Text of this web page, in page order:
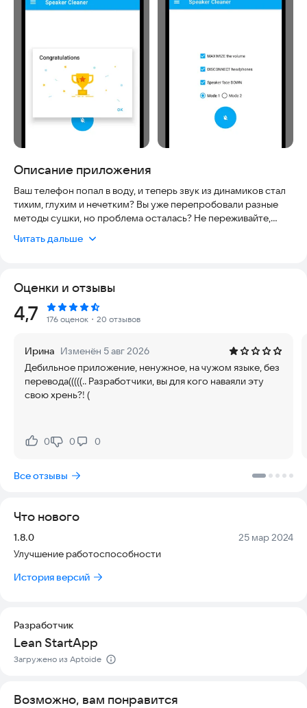
Описание приложения
Ваш телефон попал в воду, и теперь звук из динамиков стал
тихим, глухим и нечетким? Вы уже перепробовали разные
методы сушки, но проблема осталась? Не переживайте,
решения этой задачи.
вашего устройства. Программа использует звуковые волны
для выталкивания влаги без риска повреждения
электроники, что делает процесс удобным и актуальным для
современных смартфонов. Вам не нужно искать сложные
Speaker Cleaner предлагает несколько встроенных режимов
очистки. Эти режимы эффективно справляются с водой,
скопившейся внутри динамика, обеспечивая высокий
С помощью этого приложения вы сможете удалить влагу за
считанные секунды. Процесс очень прост в использовании и
очистку, и система делает всю работу за вас.
вашему телефону чистый и громкий звук.
Читать дальше
Оценки и отзывы
Рейтинг:
4,7 176 оценок ・20 отзывов
Ирина Изменён 5 авг 2026
Дебильное приложение, ненужное, на чужом языке, без
перевода(((((.. Разработчики, вы для кого наваяли эту
свою хрень?! (
Нравится:
0Не нравится:
0 0
Все отзывы
Что нового
Версия:
1.8.0 Дата:
25 мар 2024
Улучшение работоспособности
История версий
Разработчик
Lean StartApp
Загружено из Aptoide
Возможно, вам понравится